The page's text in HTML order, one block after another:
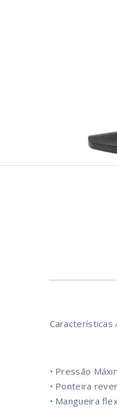
Características
• Pressão
• Ponteira
• Mangueira